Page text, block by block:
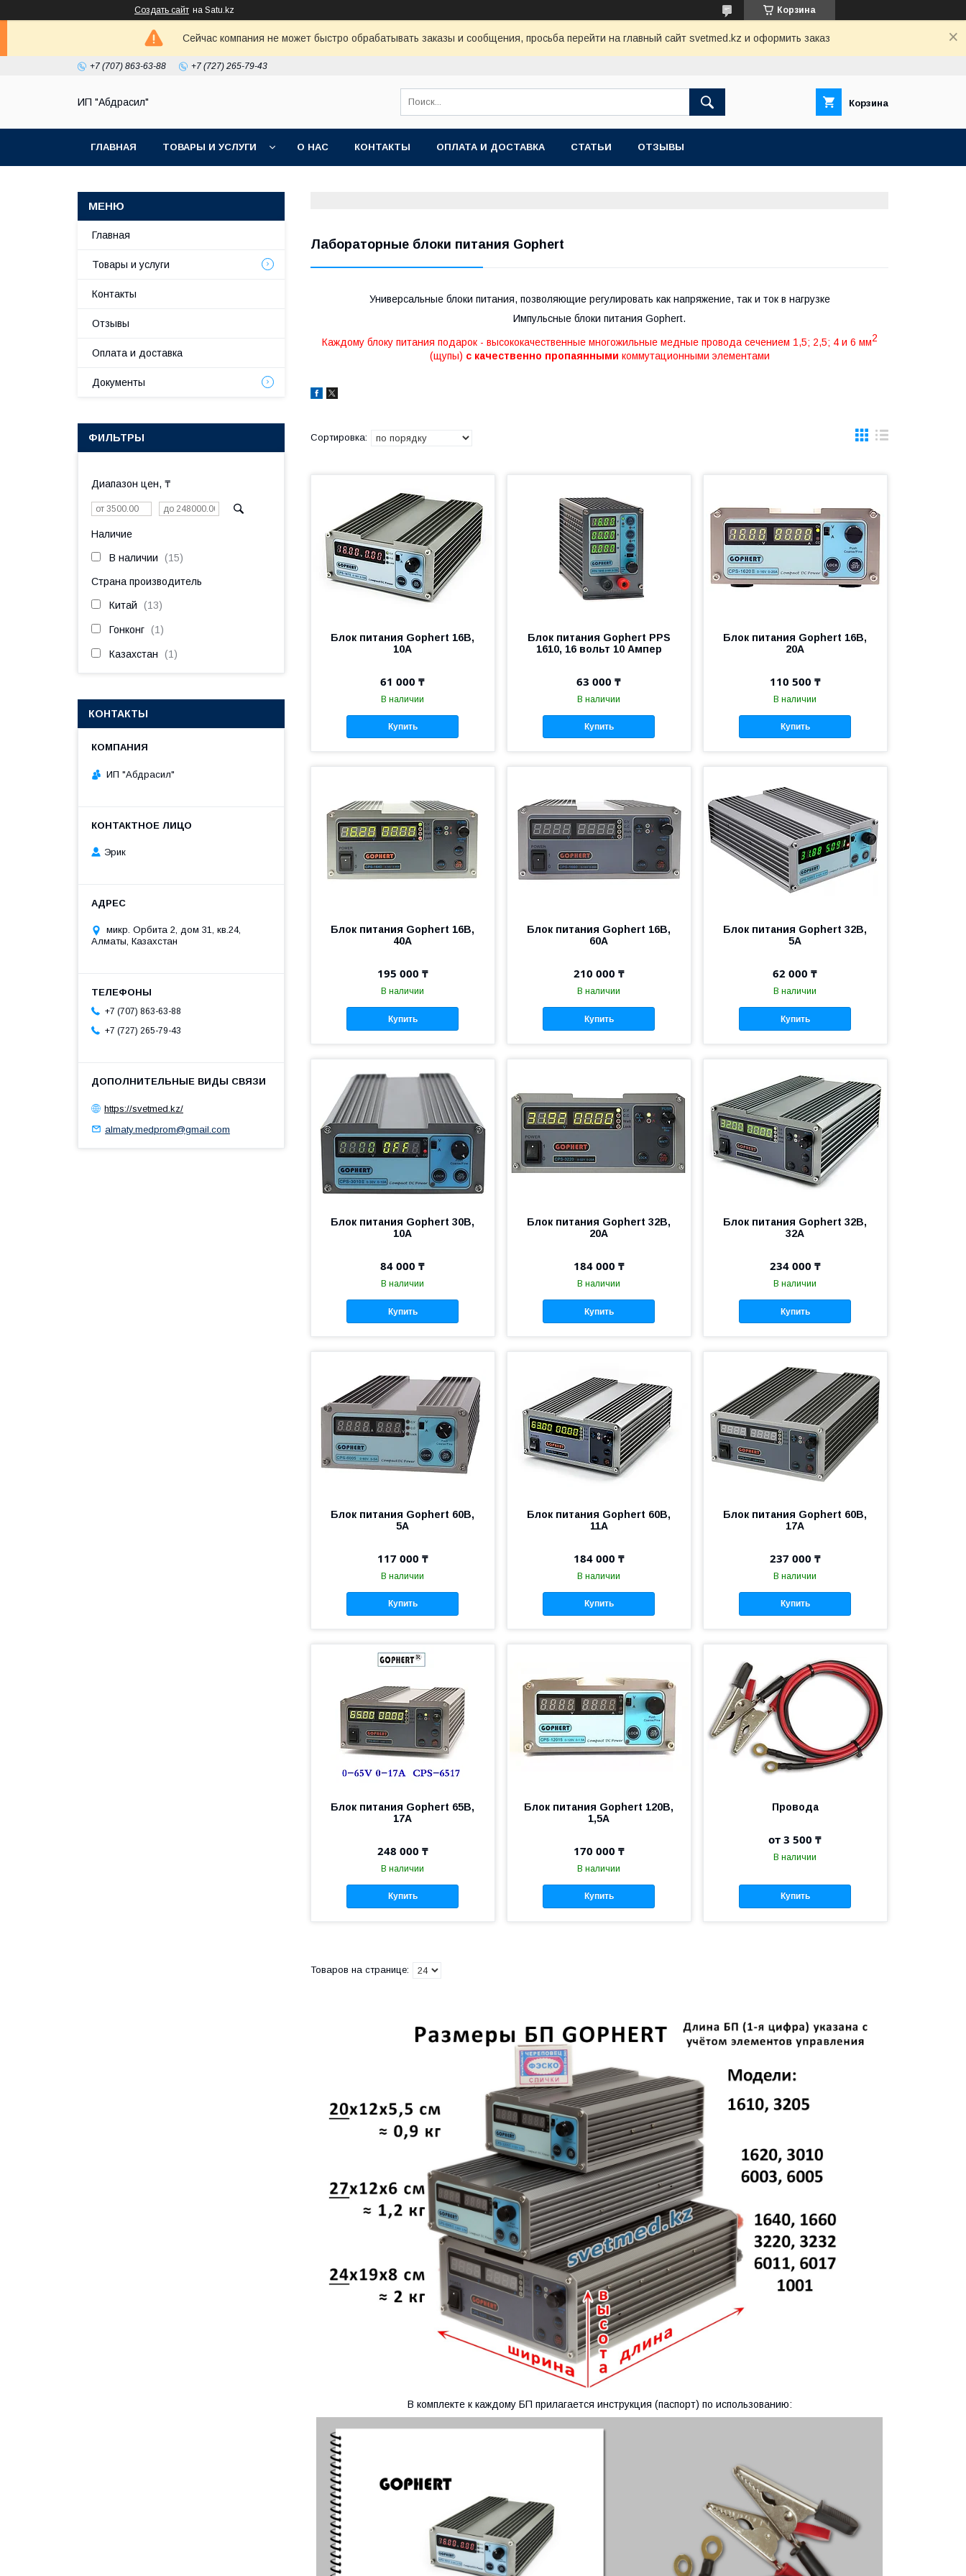
Создать сайт на Satu.kz Корзина
Сейчас компания не может быстро обрабатывать заказы и сообщения, просьба перейти на главный сайт svetmed.kz и оформить заказ
+7 (707) 863-63-88 +7 (727) 265-79-43
ИП "Абдрасил" Корзина
ГЛАВНАЯ ТОВАРЫ И УСЛУГИ О НАС КОНТАКТЫ ОПЛАТА И ДОСТАВКА СТАТЬИ ОТЗЫВЫ
Лабораторные блоки питания Gophert
Универсальные блоки питания, позволяющие регулировать как напряжение, так и ток в нагрузке
Импульсные блоки питания Gophert.
Каждому блоку питания подарок - высококачественные многожильные медные провода сечением 1,5; 2,5; 4 и 6 мм2
(щупы) с качественно пропаянными коммутационными элементами
Блок питания Gophert 16В,
10А
61 000 ₸
В наличии
Купить
Блок питания Gophert PPS
1610, 16 вольт 10 Ампер
63 000 ₸
В наличии
Купить
Блок питания Gophert 16В,
20А
110 500 ₸
В наличии
Купить
Блок питания Gophert 16В,
40А
195 000 ₸
В наличии
Купить
Блок питания Gophert 16В,
60А
210 000 ₸
В наличии
Купить
Блок питания Gophert 32В,
5А
62 000 ₸
В наличии
Купить
Блок питания Gophert 30В,
10А
84 000 ₸
В наличии
Купить
Блок питания Gophert 32В,
20А
184 000 ₸
В наличии
Купить
Блок питания Gophert 32В,
32А
234 000 ₸
В наличии
Купить
Блок питания Gophert 60В,
5А
117 000 ₸
В наличии
Купить
Блок питания Gophert 60В,
11А
184 000 ₸
В наличии
Купить
Блок питания Gophert 60В,
17А
237 000 ₸
В наличии
Купить
Блок питания Gophert 65В,
17А
248 000 ₸
В наличии
Купить
Блок питания Gophert 120В,
1,5А
170 000 ₸
В наличии
Купить
Провода
от 3 500 ₸
В наличии
Купить
В комплекте к каждому БП прилагается инструкция (паспорт) по использованию:
Главная
Товары и услуги
Контакты
Отзывы
Оплата и доставка
Документы
ФИЛЬТРЫ
Диапазон цен, ₸
Наличие
В наличии 15
Страна производитель
Китай 13
Гонконг 1
Казахстан 1
КОНТАКТЫ
ИП "Абдрасил"
Эрик
микр. Орбита 2, дом 31, кв.24,
Алматы, Казахстан
+7 (707) 863-63-88
+7 (727) 265-79-43
https://svetmed.kz/
almaty.medprom@gmail.com